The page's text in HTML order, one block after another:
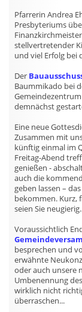
Pfarrerin Andrea
Presbyteriums
stellvertretender
und viel Erfolg bei
Der
Baummikado bei
demnächst
Eine neue
Zusammen mit
künftig einmal im
Freitag-Abend
genießen -
auch die
geben lassen –
bekommen. Kurz,
seien Sie
Voraussichtlich
besprechen und
erwähnte
oder auch unsere
Umbenennung
wirklich nicht
überraschen...